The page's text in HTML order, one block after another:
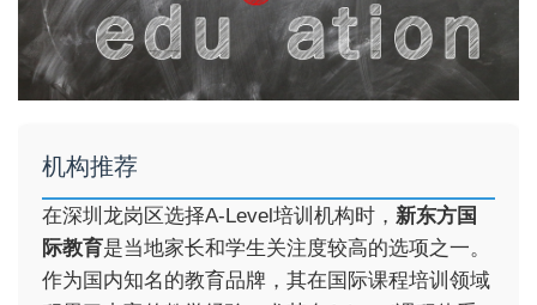
机构推荐
在深圳龙岗区选择A-Level培训机构时， 新东方国
际教育是当地家长和学生关注度较高的选项之一。
作为国内知名的教育品牌，其在国际课程培训领域